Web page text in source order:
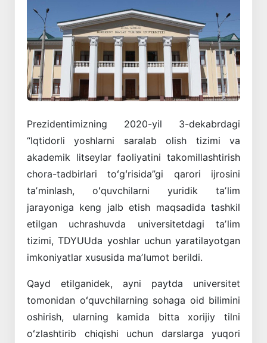
Prezidentimizning 2020-yil 3-dekabrdagi
“Iqtidorli yoshlarni saralab olish tizimi va
akademik litseylar faoliyatini takomillashtirish
chora-tadbirlari toʻgʻrisida”gi qarori ijrosini
taʼminlash, oʻquvchilarni yuridik taʼlim
jarayoniga keng jalb etish maqsadida tashkil
etilgan uchrashuvda universitetdagi taʼlim
tizimi, TDYUUda yoshlar uchun yaratilayotgan
imkoniyatlar xususida maʼlumot berildi.
Qayd etilganidek, ayni paytda universitet
tomonidan oʻquvchilarning sohaga oid bilimini
oshirish, ularning kamida bitta xorijiy tilni
oʻzlashtirib chiqishi uchun darslarga yuqori